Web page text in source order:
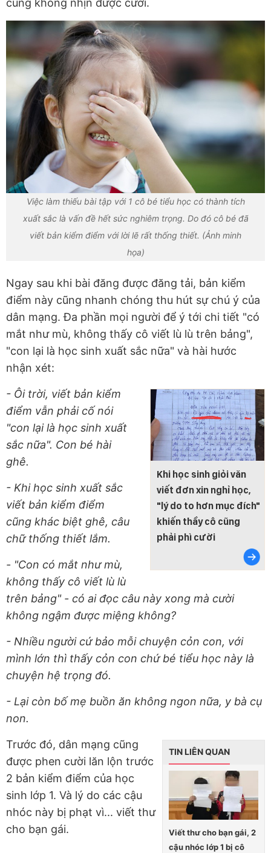
cũng không nhịn được cười.
Việc làm thiếu bài tập với 1 cô bé tiểu học có thành tích
xuất sắc là vấn đề hết sức nghiêm trọng. Do đó cô bé đã
viết bản kiểm điểm với lời lẽ rất thống thiết. (Ảnh minh
họa)
Ngay sau khi bài đăng được đăng tải, bản kiểm
điểm này cũng nhanh chóng thu hút sự chú ý của
dân mạng. Đa phần mọi người để ý tới chi tiết "có
mắt như mù, không thấy cô viết lù lù trên bảng",
"con lại là học sinh xuất sắc nữa" và hài hước
nhận xét:
Khi học sinh giỏi văn
viết đơn xin nghỉ học,
"lý do to hơn mục đích"
khiến thầy cô cũng
phải phì cười
- Ôi trời, viết bản kiểm
điểm vẫn phải cố nói
"con lại là học sinh xuất
sắc nữa". Con bé hài
ghê.
- Khi học sinh xuất sắc
viết bản kiểm điểm
cũng khác biệt ghê, câu
chữ thống thiết lắm.
- "Con có mắt như mù,
không thấy cô viết lù lù
trên bảng" - có ai đọc câu này xong mà cười
không ngậm được miệng không?
- Nhiều người cứ bảo mỗi chuyện cỏn con, với
mình lớn thì thấy cỏn con chứ bé tiểu học này là
chuyện hệ trọng đó.
- Lại còn bố mẹ buồn ăn không ngon nữa, y bà cụ
non.
TIN LIÊN QUAN
Viết thư cho bạn gái, 2
cậu nhóc lớp 1 bị cô
Trước đó, dân mạng cũng
được phen cười lăn lộn trước
2 bản kiểm điểm của học
sinh lớp 1. Và lý do các cậu
nhóc này bị phạt vì... viết thư
cho bạn gái.